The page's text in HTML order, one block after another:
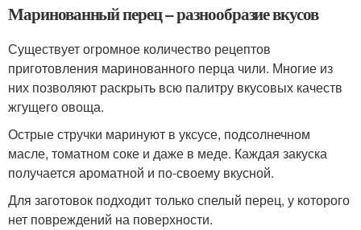
Маринованный перец – разнообразие вкусов
Существует огромное количество рецептов
приготовления маринованного перца чили. Многие из
них позволяют раскрыть всю палитру вкусовых качеств
жгущего овоща.
Острые стручки маринуют в уксусе, подсолнечном
масле, томатном соке и даже в меде. Каждая закуска
получается ароматной и по-своему вкусной.
Для заготовок подходит только спелый перец, у которого
нет повреждений на поверхности.